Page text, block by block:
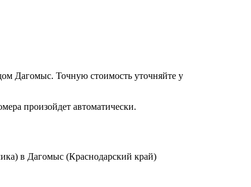
Дагомыс. Точную стоимость уточняйте у
произойдет автоматически.
в Дагомыс (Краснодарский край)